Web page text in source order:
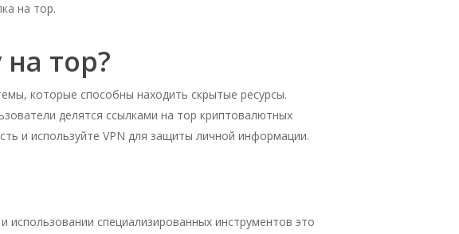
на тор.
тор?
которые способны находить скрытые ресурсы.
делятся ссылками на тор криптовалютных
и используйте VPN для защиты личной информации.
специализированных инструментов это